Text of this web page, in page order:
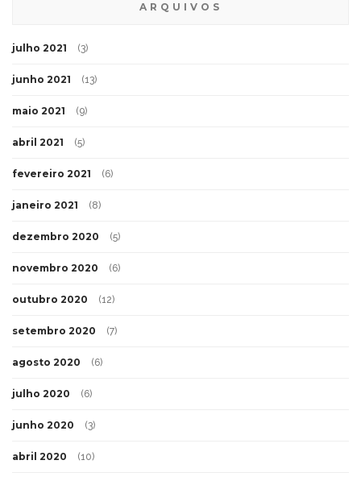
ARQUIVOS
julho 2021 (3)
junho 2021 (13)
maio 2021 (9)
abril 2021 (5)
fevereiro 2021 (6)
janeiro 2021 (8)
dezembro 2020 (5)
novembro 2020 (6)
outubro 2020 (12)
setembro 2020 (7)
agosto 2020 (6)
julho 2020 (6)
junho 2020 (3)
abril 2020 (10)